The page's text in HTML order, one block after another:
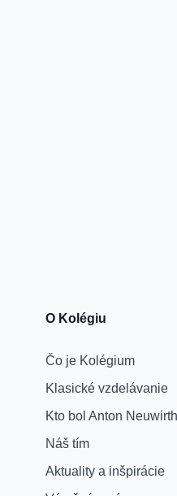
O Kolégiu
Čo je Kolégium
Klasické vzdelávanie
Kto bol Anton Neuwirth
Náš tím
Aktuality a inšpirácie